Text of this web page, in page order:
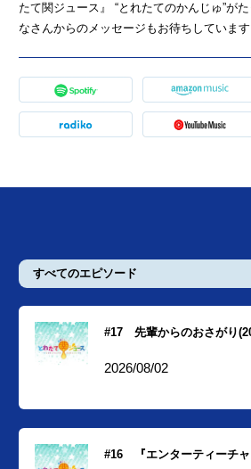
たて関ジュース』 “とれたてのかんじゅ”が
なさんからのメッセージもお待ちしています
すべてのエピソード
#17 先輩からのおさがり
2026/08/02
#16 『エンターティーチ